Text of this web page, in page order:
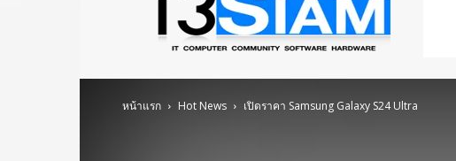
ข่าว
ไอที
ข้อมูล
ข่าวสาร
หน้าแรก Hot News เปิดราคา Samsung Galaxy S24 Ultra